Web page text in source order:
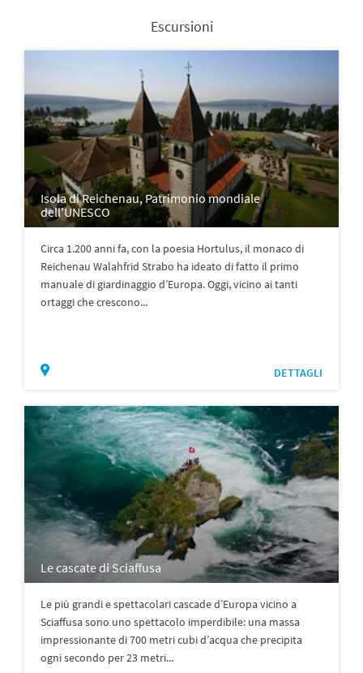
Escursioni
Isola di Reichenau, Patrimonio mondiale
dell'UNESCO
Circa 1.200 anni fa, con la poesia Hortulus, il monaco di
Reichenau Walahfrid Strabo ha ideato di fatto il primo
manuale di giardinaggio d’Europa. Oggi, vicino ai tanti
ortaggi che crescono...
DETTAGLI
Le cascate di Sciaffusa
Le più grandi e spettacolari cascade d’Europa vicino a
Sciaffusa sono uno spettacolo imperdibile: una massa
impressionante di 700 metri cubi d’acqua che precipita
ogni secondo per 23 metri...